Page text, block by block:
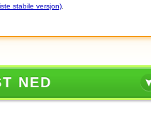
stabile versjon)
NED